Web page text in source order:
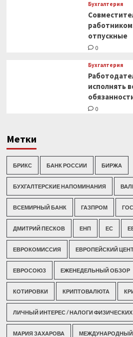
Бухгалтерия
отпускные
0
Бухгалтерия
исполнять
0
Метки
БРИКС БАНК РОССИИ БИРЖА
БУХГАЛТЕРСКИЕ НАПОМИНАНИЯ
ВСЕМИРНЫЙ БАНК ГАЗПРОМ
ДМИТРИЙ ПЕСКОВ ЕНП ЕС
ЕВРОКОМИССИЯ ЕВРОПЕЙСКИЙ
ЕВРОСОЮЗ ЕЖЕНЕДЕЛЬНЫЙ ОБЗОР
КОТИРОВКИ КРИПТОВАЛЮТА
ЛИЧНЫЙ ИНТЕРЕС / НАЛОГИ
МАРИЯ ЗАХАРОВА